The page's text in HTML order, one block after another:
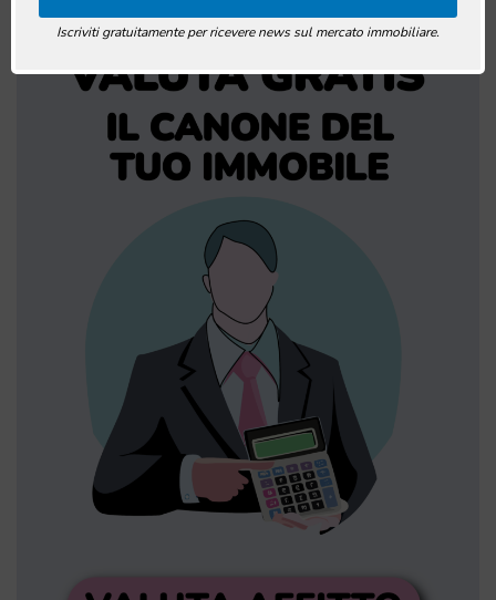
Iscriviti gratuitamente per ricevere news sul mercato immobiliare.